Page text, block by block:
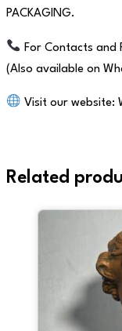
PACKAGING.
For Contacts and
(Also available on
Visit our website:
Related